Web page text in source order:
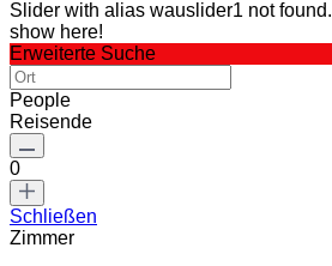
Slider with alias wauslider1 not found.
show here!
Erweiterte Suche
People
Reisende
0
Schließen
Zimmer